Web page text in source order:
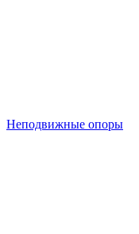
Неподвижные опоры